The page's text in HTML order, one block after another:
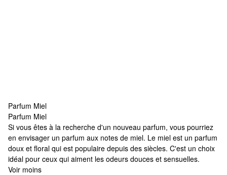
Parfum Miel
Parfum Miel
Parfum Miel
Si vous êtes à la recherche d'un nouveau parfum, vous pourriez
en envisager un parfum aux notes de miel. Le miel est un parfum
doux et floral qui est populaire depuis des siècles. C'est un choix
idéal pour ceux qui aiment les odeurs douces et sensuelles.
Voir moins